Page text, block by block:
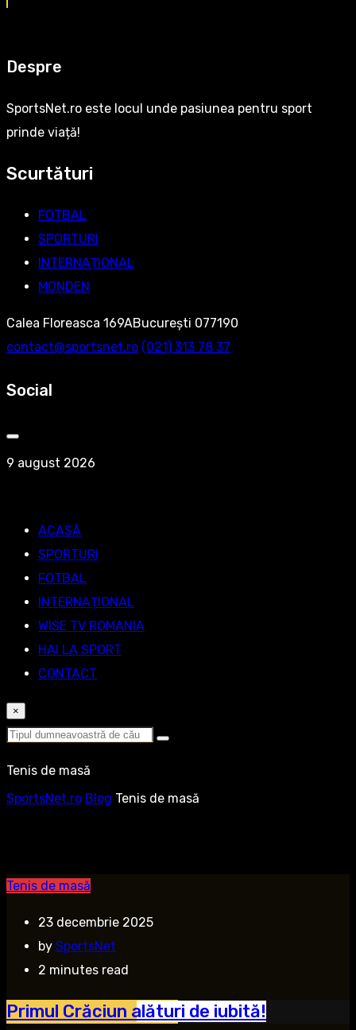
Despre
SportsNet.ro este locul unde pasiunea pentru sport
prinde viață!
Scurtături
FOTBAL
SPORTURI
INTERNAȚIONAL
MONDEN
Calea Floreasca 169ABucurești 077190
contact@sportsnet.ro ‭(021) 313 78 37‬
Social
9 august 2026
ACASĂ
SPORTURI
FOTBAL
INTERNAȚIONAL
WISE TV ROMANIA
HAI LA SPORT
CONTACT
×
Tenis de masă
SportsNet.ro Blog Tenis de masă
Tenis de masă
23 decembrie 2025
by SportsNet
2 minutes read
Primul Crăciun alături de iubită!